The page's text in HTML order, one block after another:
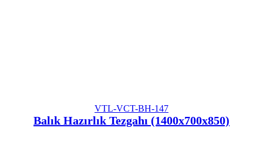
VTL-VCT-BH-147
Balık Hazırlık Tezgahı (1400x700x850)